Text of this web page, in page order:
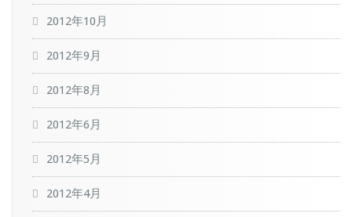
2012年10月
2012年9月
2012年8月
2012年6月
2012年5月
2012年4月